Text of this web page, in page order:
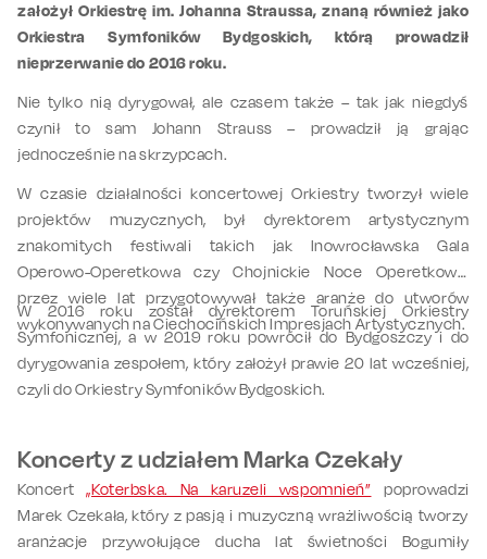
założył Orkiestrę im. Johanna Straussa, znaną również jako
Orkiestra Symfoników Bydgoskich, którą prowadził
nieprzerwanie do 2016 roku.
Nie tylko nią dyrygował, ale czasem także – tak jak niegdyś
czynił to sam Johann Strauss – prowadził ją grając
jednocześnie na skrzypcach.
W czasie działalności koncertowej Orkiestry tworzył wiele
projektów muzycznych, był dyrektorem artystycznym
znakomitych festiwali takich jak Inowrocławska Gala
Operowo-Operetkowa czy Chojnickie Noce Operetkowe,
przez wiele lat przygotowywał także aranże do utworów
wykonywanych na Ciechocińskich Impresjach Artystycznych.
W 2016 roku został dyrektorem Toruńskiej Orkiestry
Symfonicznej, a w 2019 roku powrócił do Bydgoszczy i do
dyrygowania zespołem, który założył prawie 20 lat wcześniej,
czyli do Orkiestry Symfoników Bydgoskich.
Koncerty z udziałem Marka Czekały
Koncert„Koterbska. Na karuzeli wspomnień” poprowadzi
Marek Czekała, który z pasją i muzyczną wrażliwością tworzy
aranżacje przywołujące ducha lat świetności Bogumiły